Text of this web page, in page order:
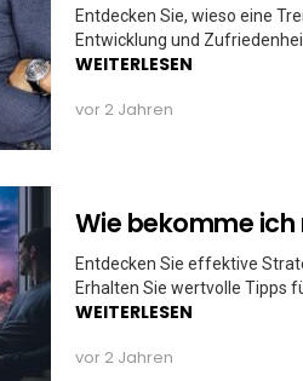
Entdecken Sie, wieso eine
Entwicklung und
WEITERLESEN
vor 2 Jahren
Wie bekomme ich
Entdecken Sie effektive
Erhalten Sie wertvolle Tipps
WEITERLESEN
vor 2 Jahren